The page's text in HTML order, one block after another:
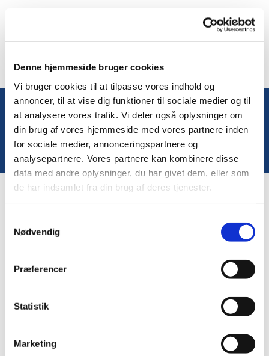
Denne hjemmeside bruger cookies
Vi bruger cookies til at tilpasse vores indhold og
annoncer, til at vise dig funktioner til sociale medier og til
at analysere vores trafik. Vi deler også oplysninger om
din brug af vores hjemmeside med vores partnere inden
for sociale medier, annonceringspartnere og
analysepartnere. Vores partnere kan kombinere disse
data med andre oplysninger, du har givet dem, eller som
de har indsamlet fra din brug af deres tjenester.
Nødvendig
Præferencer
Statistik
Marketing
Du vil måske også kunne lide...